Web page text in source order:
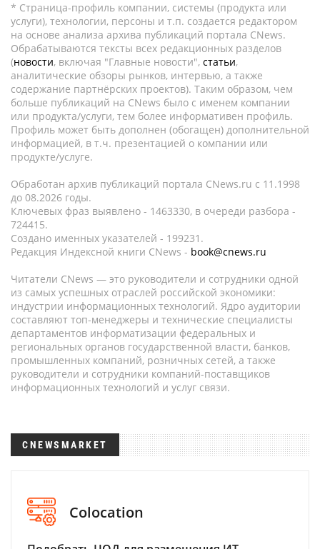
* Страница-профиль компании, системы (продукта или
услуги), технологии, персоны и т.п. создается редактором
на основе анализа архива публикаций портала CNews.
Обрабатываются тексты всех редакционных разделов
(новости, включая "Главные новости", статьи,
аналитические обзоры рынков, интервью, а также
содержание партнёрских проектов). Таким образом, чем
больше публикаций на CNews было с именем компании
или продукта/услуги, тем более информативен профиль.
Профиль может быть дополнен (обогащен) дополнительной
информацией, в т.ч. презентацией о компании или
продукте/услуге.
Обработан архив публикаций портала CNews.ru c 11.1998
до 08.2026 годы.
Ключевых фраз выявлено - 1463330, в очереди разбора -
724415.
Создано именных указателей - 199231.
Редакция Индексной книги CNews - book@cnews.ru
Читатели CNews — это руководители и сотрудники одной
из самых успешных отраслей российской экономики:
индустрии информационных технологий. Ядро аудитории
составляют топ-менеджеры и технические специалисты
департаментов информатизации федеральных и
региональных органов государственной власти, банков,
промышленных компаний, розничных сетей, а также
руководители и сотрудники компаний-поставщиков
информационных технологий и услуг связи.
CNEWSMARKET
Colocation